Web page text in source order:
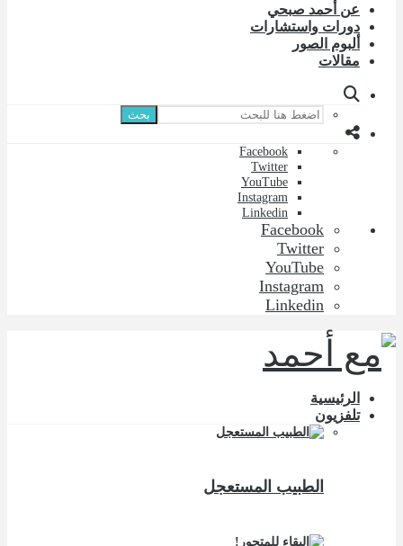
عن أحمد صبحي
دورات واستشارات
ألبوم الصور
مقالات
بحث
Facebook
Twitter
YouTube
Instagram
Linkedin
Facebook
Twitter
YouTube
Instagram
Linkedin
الرئيسية
تلفزيون
الطبيب المستعجل